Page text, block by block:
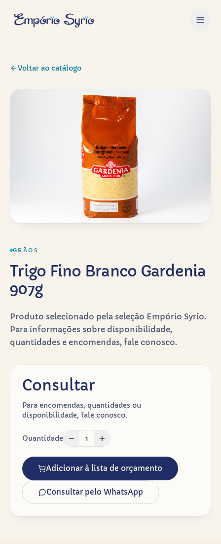
Voltar ao catálogo
GRÃOS
Trigo Fino Branco Gardenia
907g
Produto selecionado pela seleção Empório Syrio.
Para informações sobre disponibilidade,
quantidades e encomendas, fale conosco.
Consultar
Para encomendas, quantidades ou
disponibilidade, fale conosco.
Quantidade 1
Adicionar à lista de orçamento
Consultar pelo WhatsApp